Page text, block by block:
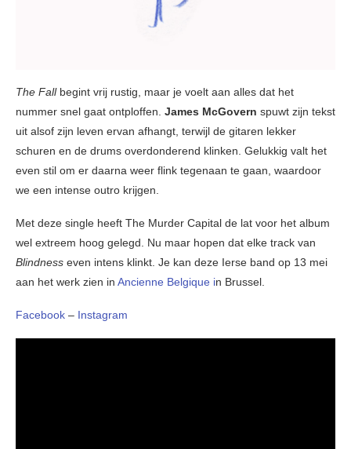
The Fallbegint vrij rustig, maar je voelt aan alles dat het
nummer snel gaat ontploffen. James McGovern spuwt zijn tekst
uit alsof zijn leven ervan afhangt, terwijl de gitaren lekker
schuren en de drums overdonderend klinken. Gelukkig valt het
even stil om er daarna weer flink tegenaan te gaan, waardoor
we een intense outro krijgen.
Met deze single heeft The Murder Capital de lat voor het album
wel extreem hoog gelegd. Nu maar hopen dat elke track van
Blindness even intens klinkt. Je kan deze Ierse band op 13 mei
aan het werk zien in Ancienne Belgique in Brussel.
Facebook – Instagram